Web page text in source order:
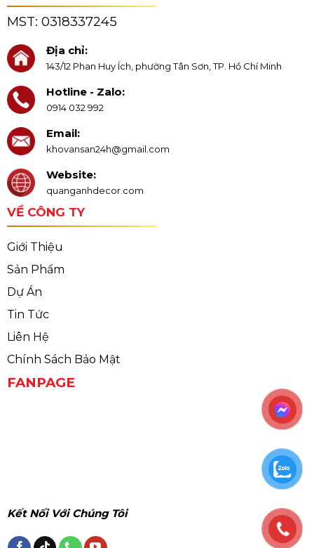
MST: 0318337245
Địa chỉ:
143/12 Phan Huy Ích, phường Tân Sơn, TP. Hồ Chí Minh
Hotline - Zalo:
0914 032 992
Email:
khovansan24h@gmail.com
Website:
quanganhdecor.com
VỀ CÔNG TY
Giới Thiệu
Sản Phẩm
Dự Án
Tin Tức
Liên Hệ
Chính Sách Bảo Mật
FANPAGE
Kết Nối Với Chúng Tôi